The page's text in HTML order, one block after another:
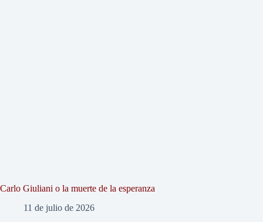
Carlo Giuliani o la muerte de la esperanza
11 de julio de 2026